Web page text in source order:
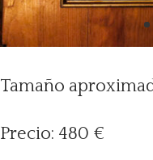
Tamaño
Precio: 480 €